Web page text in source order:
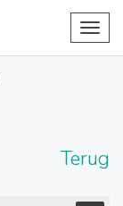
Terug